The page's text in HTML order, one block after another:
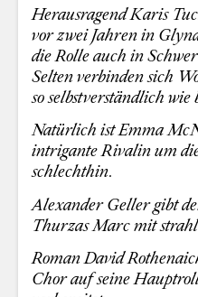
Herausragend Karis
vor zwei Jahren in
die Rolle auch in
Selten verbinden sich
so selbstverständlich wie
Natürlich ist Emma
intrigante Rivalin um
schlechthin.
Alexander Geller gibt
Thurzas Marc mit
Roman David
Chor auf seine